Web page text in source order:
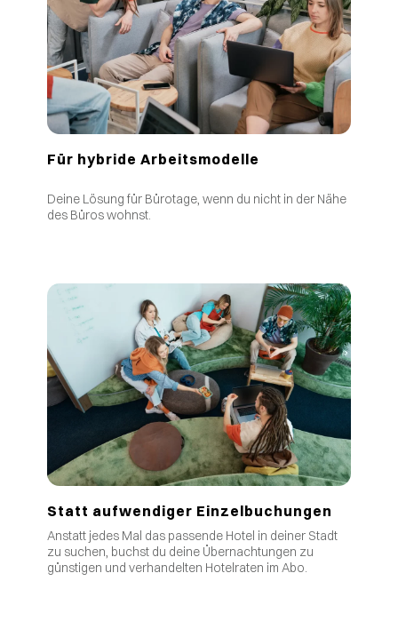
Für hybride Arbeitsmodelle
Deine Lösung für Bürotage, wenn du nicht in der Nähe
des Büros wohnst.
Statt aufwendiger Einzelbuchungen
Anstatt jedes Mal das passende Hotel in deiner Stadt
zu suchen, buchst du deine Übernachtungen zu
günstigen und verhandelten Hotelraten im Abo.